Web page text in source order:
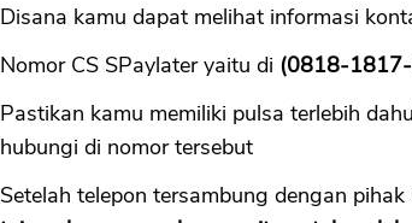
Disana kamu dapat melihat informasi
Nomor CS SPaylater yaitu di (0818-
Pastikan kamu memiliki pulsa terlebih
hubungi di nomor tersebut
Setelah telepon tersambung dengan pihak